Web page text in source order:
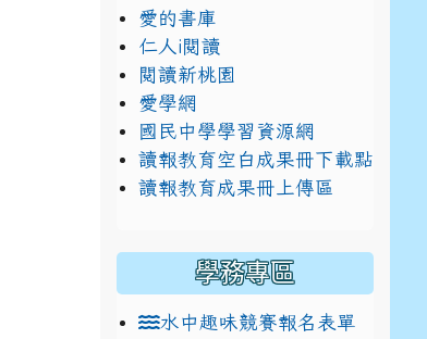
愛的書庫
仁人i閱讀
閱讀新桃園
愛學網
國民中學學習資源網
讀報教育空白成果冊下載點
讀報教育成果冊上傳區
學務專區
水中趣味競賽報名表單